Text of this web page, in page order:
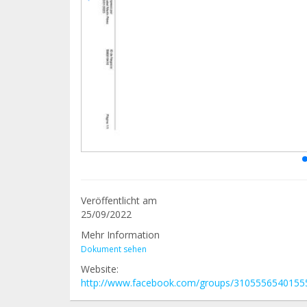
Veröffentlicht am
25/09/2022
Mehr Information
Dokument sehen
Website:
http://www.facebook.com/groups/